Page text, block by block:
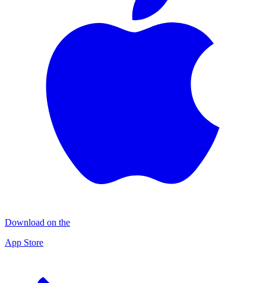
Download on the
App Store